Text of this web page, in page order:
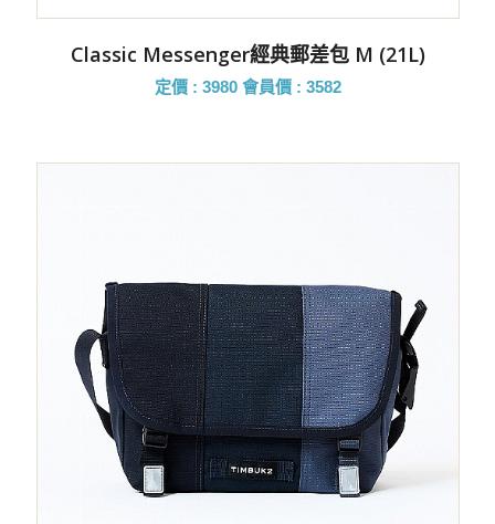
Classic Messenger經典郵差包 M (21L)
定價 : 3980 會員價 : 3582